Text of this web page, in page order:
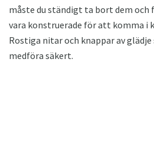
måste du ständigt ta bort dem och
vara konstruerade för att komma i
Rostiga nitar och knappar av
medföra säkert.